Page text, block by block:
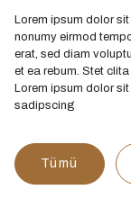
Lorem ipsum dolor
nonumy eirmod
erat, sed diam
et ea rebum. Stet
Lorem ipsum dolor
sadipscing
Tümü